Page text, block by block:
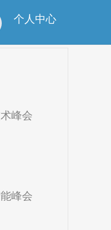
个人中心
学院
峰会
峰会